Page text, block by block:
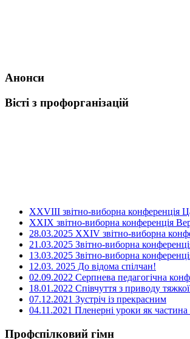
Анонси
Вісті з профорганізацій
ХХVIII звітно-виборна конференція
XXIX звітно-виборна конференція
28.03.2025 ХХІV звітно-виборна
21.03.2025 Звітно-виборна
13.03.2025 Звітно-виборна
12.03. 2025 До відома спілчан!
02.09.2022 Серпнева педагогічна
18.01.2022 Співчуття з приводу
07.12.2021 Зустріч із прекрасним
04.11.2021 Пленерні уроки як
Профспілковий гімн